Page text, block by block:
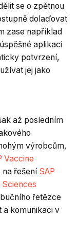
se o zpětnou
dolaďovat
zase například
aplikaci
potvrzení,
jej jako
až posledním
výrobcům,
Vaccine
na řešení SAP
řetězce
a komunikaci v